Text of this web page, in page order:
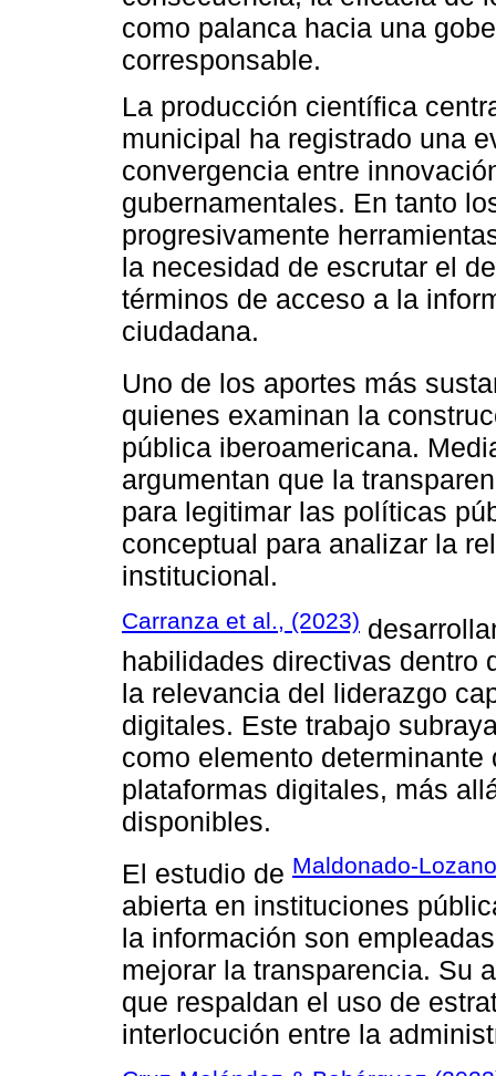
como palanca hacia una
corresponsable.
La producción científica
municipal ha registrado una
convergencia entre
gubernamentales. En tanto
progresivamente
la necesidad de escrutar el
términos de acceso a la
ciudadana.
Uno de los aportes más
quienes examinan la
pública iberoamericana.
argumentan que la
para legitimar las políticas
conceptual para analizar la
institucional.
Carranza et al., (2023)
habilidades directivas dentro
la relevancia del liderazgo
digitales. Este trabajo
como elemento
plataformas digitales, más
disponibles.
El estudio de Maldonado-
abierta en instituciones
la información son
mejorar la transparencia. Su
que respaldan el uso de
interlocución entre la